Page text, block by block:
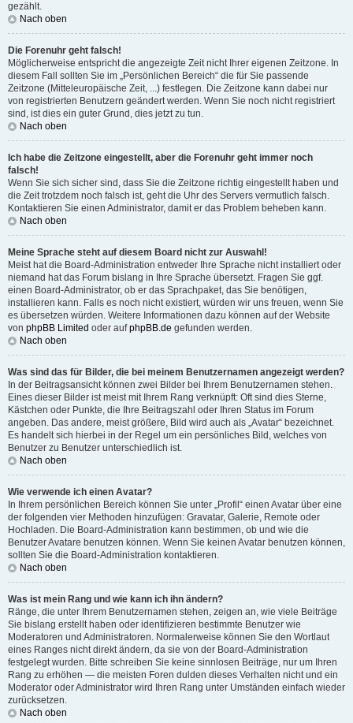
gezählt.
Nach oben
Die Forenuhr geht falsch!
Möglicherweise entspricht die angezeigte Zeit nicht Ihrer eigenen Zeitzone. In
diesem Fall sollten Sie im „Persönlichen Bereich“ die für Sie passende
Zeitzone (Mitteleuropäische Zeit, ...) festlegen. Die Zeitzone kann dabei nur
von registrierten Benutzern geändert werden. Wenn Sie noch nicht registriert
sind, ist dies ein guter Grund, dies jetzt zu tun.
Nach oben
Ich habe die Zeitzone eingestellt, aber die Forenuhr geht immer noch
falsch!
Wenn Sie sich sicher sind, dass Sie die Zeitzone richtig eingestellt haben und
die Zeit trotzdem noch falsch ist, geht die Uhr des Servers vermutlich falsch.
Kontaktieren Sie einen Administrator, damit er das Problem beheben kann.
Nach oben
Meine Sprache steht auf diesem Board nicht zur Auswahl!
Meist hat die Board-Administration entweder Ihre Sprache nicht installiert oder
niemand hat das Forum bislang in Ihre Sprache übersetzt. Fragen Sie ggf.
einen Board-Administrator, ob er das Sprachpaket, das Sie benötigen,
installieren kann. Falls es noch nicht existiert, würden wir uns freuen, wenn Sie
es übersetzen würden. Weitere Informationen dazu können auf der Website
von phpBB Limited oder aufphpBB.de gefunden werden.
Nach oben
Was sind das für Bilder, die bei meinem Benutzernamen angezeigt werden?
In der Beitragsansicht können zwei Bilder bei Ihrem Benutzernamen stehen.
Eines dieser Bilder ist meist mit Ihrem Rang verknüpft: Oft sind dies Sterne,
Kästchen oder Punkte, die Ihre Beitragszahl oder Ihren Status im Forum
angeben. Das andere, meist größere, Bild wird auch als „Avatar“ bezeichnet.
Es handelt sich hierbei in der Regel um ein persönliches Bild, welches von
Benutzer zu Benutzer unterschiedlich ist.
Nach oben
Wie verwende ich einen Avatar?
In Ihrem persönlichen Bereich können Sie unter „Profil“ einen Avatar über eine
der folgenden vier Methoden hinzufügen: Gravatar, Galerie, Remote oder
Hochladen. Die Board-Administration kann bestimmen, ob und wie die
Benutzer Avatare benutzen können. Wenn Sie keinen Avatar benutzen können,
sollten Sie die Board-Administration kontaktieren.
Nach oben
Was ist mein Rang und wie kann ich ihn ändern?
Ränge, die unter Ihrem Benutzernamen stehen, zeigen an, wie viele Beiträge
Sie bislang erstellt haben oder identifizieren bestimmte Benutzer wie
Moderatoren und Administratoren. Normalerweise können Sie den Wortlaut
eines Ranges nicht direkt ändern, da sie von der Board-Administration
festgelegt wurden. Bitte schreiben Sie keine sinnlosen Beiträge, nur um Ihren
Rang zu erhöhen — die meisten Foren dulden dieses Verhalten nicht und ein
Moderator oder Administrator wird Ihren Rang unter Umständen einfach wieder
zurücksetzen.
Nach oben